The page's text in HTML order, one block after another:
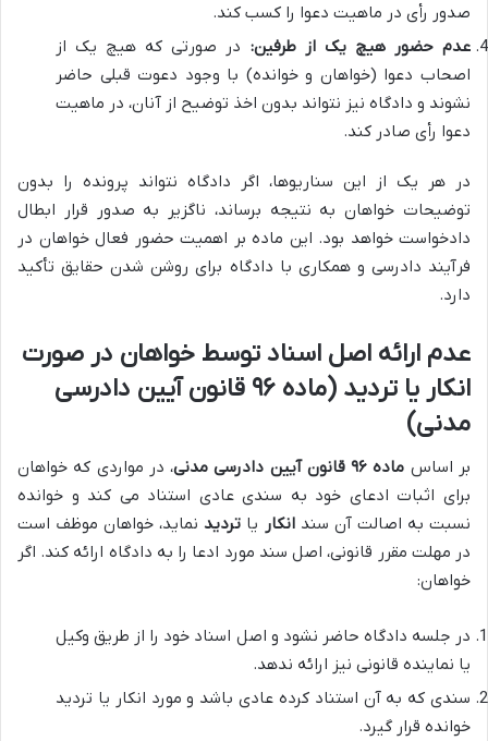
صدور رأی در ماهیت دعوا را کسب کند.
عدم حضور هیچ یک از طرفین: در صورتی که هیچ یک از
اصحاب دعوا (خواهان و خوانده) با وجود دعوت قبلی حاضر
نشوند و دادگاه نیز نتواند بدون اخذ توضیح از آنان، در ماهیت
دعوا رأی صادر کند.
در هر یک از این سناریوها، اگر دادگاه نتواند پرونده را بدون
توضیحات خواهان به نتیجه برساند، ناگزیر به صدور قرار ابطال
دادخواست خواهد بود. این ماده بر اهمیت حضور فعال خواهان در
فرآیند دادرسی و همکاری با دادگاه برای روشن شدن حقایق تأکید
دارد.
عدم ارائه اصل اسناد توسط خواهان در صورت
انکار یا تردید (ماده ۹۶ قانون آیین دادرسی
مدنی)
بر اساس ماده ۹۶ قانون آیین دادرسی مدنی
، در مواردی که خواهان
برای اثبات ادعای خود به سندی عادی استناد می کند و خوانده
نسبت به اصالت آن سندانکار یا تردیدنماید، خواهان موظف است
در مهلت مقرر قانونی، اصل سند مورد ادعا را به دادگاه ارائه کند. اگر
خواهان:
در جلسه دادگاه حاضر نشود و اصل اسناد خود را از طریق وکیل
یا نماینده قانونی نیز ارائه ندهد.
سندی که به آن استناد کرده عادی باشد و مورد انکار یا تردید
خوانده قرار گیرد.